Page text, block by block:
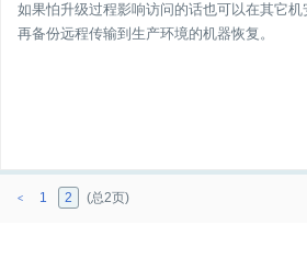
如果怕升级过程影响访问的话也可以在其它
再备份远程传输到生产环境的机器恢复。
< 1 2 (总2页)